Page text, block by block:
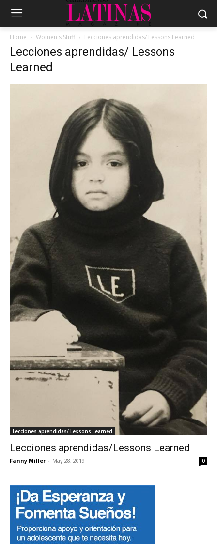
Home Women's Stuff Lecciones aprendidas/ Lessons Learned
Lecciones aprendidas/ Lessons
Learned
Lecciones aprendidas/ Lessons Learned
Lecciones aprendidas/Lessons Learned
Fanny Miller - May 28, 2019 0